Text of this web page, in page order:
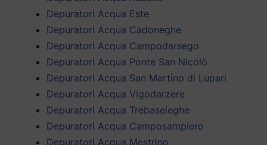
Depuratori Acqua Este
Depuratori Acqua Cadoneghe
Depuratori Acqua Campodarsego
Depuratori Acqua Ponte San Nicolò
Depuratori Acqua San Martino di Lupari
Depuratori Acqua Vigodarzere
Depuratori Acqua Trebaseleghe
Depuratori Acqua Camposampiero
Depuratori Acqua Mestrino